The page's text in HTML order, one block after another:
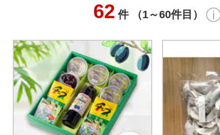
62 件 （1～60件目）